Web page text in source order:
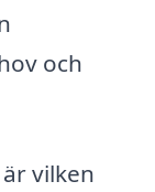
och
vilken